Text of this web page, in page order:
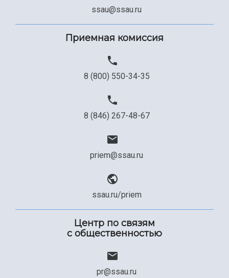
Официальные документы
ssau@ssau.ru
Приемная комиссия
8 (800) 550-34-35
8 (846) 267-48-67
priem@ssau.ru
ssau.ru/priem
Центр по связям
с общественностью
pr@ssau.ru